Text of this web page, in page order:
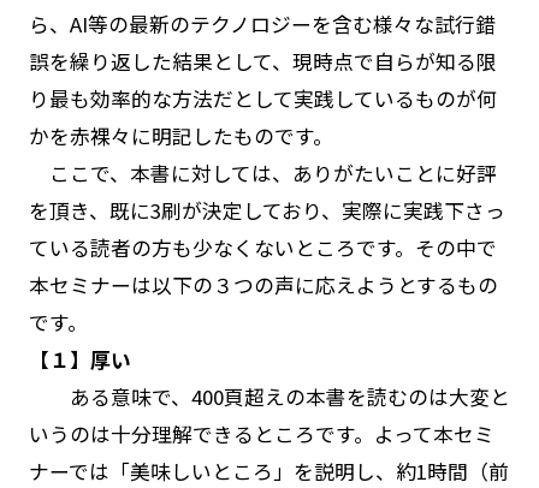
ら、AI等の最新のテクノロジーを含む様々な試行錯
誤を繰り返した結果として、現時点で自らが知る限
り最も効率的な方法だとして実践しているものが何
かを赤裸々に明記したものです。
ここで、本書に対しては、ありがたいことに好評
を頂き、既に3刷が決定しており、実際に実践下さっ
ている読者の方も少なくないところです。その中で
本セミナーは以下の３つの声に応えようとするもの
です。
【１】厚い
ある意味で、400頁超えの本書を読むのは大変と
いうのは十分理解できるところです。よって本セミ
ナーでは「美味しいところ」を説明し、約1時間（前